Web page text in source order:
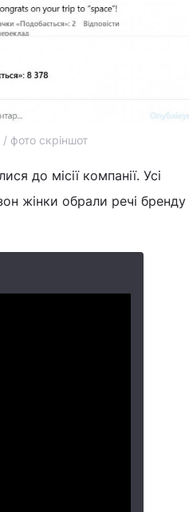
фото скріншот
до місії компанії. Усі
жінки обрали речі бренду